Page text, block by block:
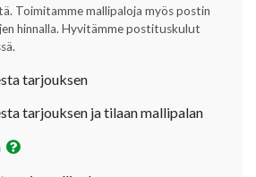
Toimitamme mallipaloja myös postin
hinnalla. Hyvitämme postituskulut
tarjouksen
tarjouksen ja tilaan mallipalan